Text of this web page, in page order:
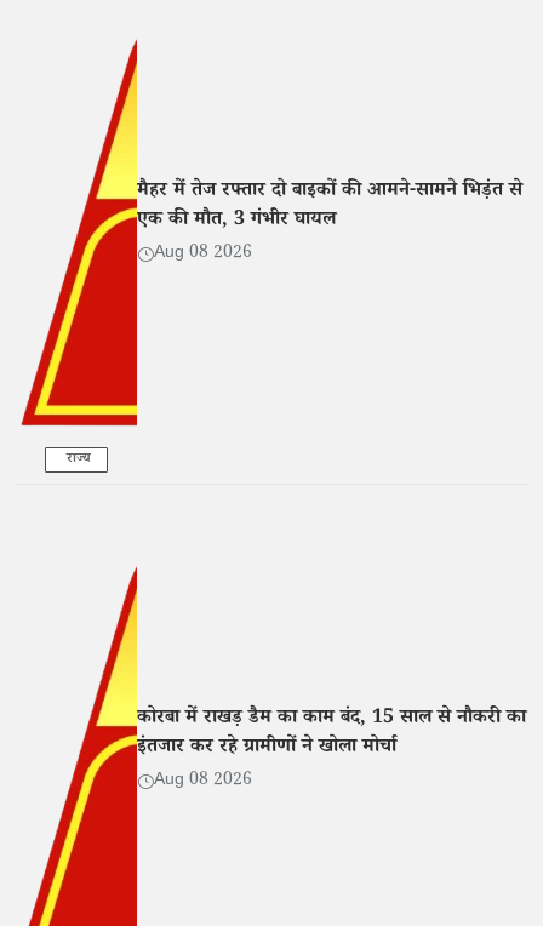
राज्य
मैहर में तेज रफ्तार दो बाइकों की आमने-सामने भिड़ंत से
एक की मौत, 3 गंभीर घायल
Aug 08 2026
कोरबा में राखड़ डैम का काम बंद, 15 साल से नौकरी का
इंतजार कर रहे ग्रामीणों ने खोला मोर्चा
Aug 08 2026